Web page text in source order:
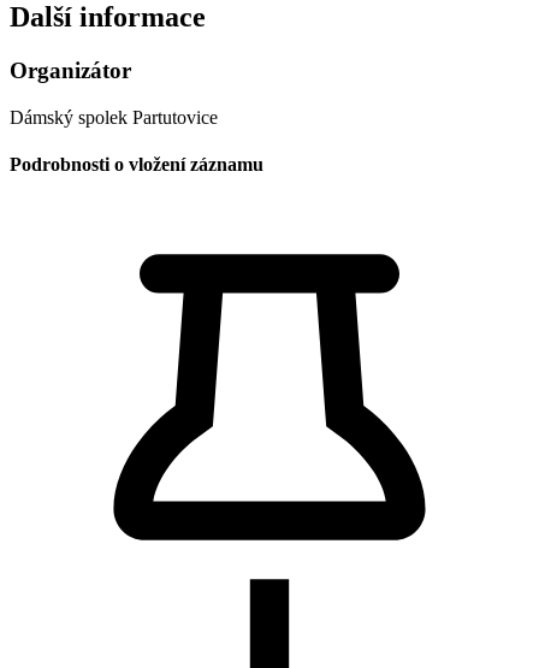
Další informace
Organizátor
Dámský spolek Partutovice
Podrobnosti o vložení záznamu